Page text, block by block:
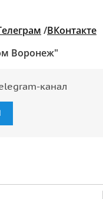
/ВКонтакте
Воронеж"
канал